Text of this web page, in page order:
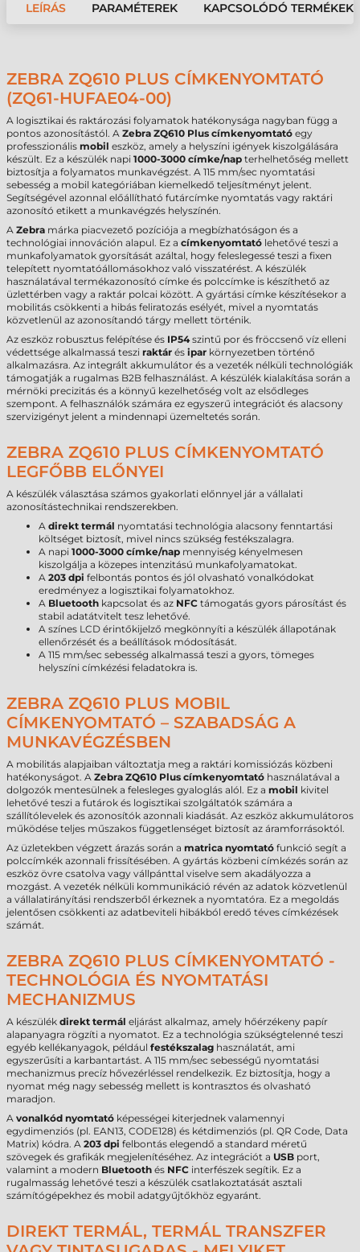
LEÍRÁS PARAMÉTEREK KAPCSOLÓDÓ TERMÉKEK
ZEBRA ZQ610 PLUS CÍMKENYOMTATÓ
(ZQ61-HUFAE04-00)
A logisztikai és raktározási folyamatok hatékonysága nagyban függ a
pontos azonosítástól. A Zebra ZQ610 Plus címkenyomtató egy
professzionális mobil eszköz, amely a helyszíni igények kiszolgálására
készült. Ez a készülék napi 1000-3000 címke/nap terhelhetőség mellett
biztosítja a folyamatos munkavégzést. A 115 mm/sec nyomtatási
sebesség a mobil kategóriában kiemelkedő teljesítményt jelent.
Segítségével azonnal előállítható futárcímke nyomtatás vagy raktári
azonosító etikett a munkavégzés helyszínén.
A Zebra márka piacvezető pozíciója a megbízhatóságon és a
technológiai innováción alapul. Ez a címkenyomtató lehetővé teszi a
munkafolyamatok gyorsítását azáltal, hogy feleslegessé teszi a fixen
telepített nyomtatóállomásokhoz való visszatérést. A készülék
használatával termékazonosító címke és polccímke is készíthető az
üzlettérben vagy a raktár polcai között. A gyártási címke készítésekor a
mobilitás csökkenti a hibás feliratozás esélyét, mivel a nyomtatás
közvetlenül az azonosítandó tárgy mellett történik.
Az eszköz robusztus felépítése és IP54szintű por és fröccsenő víz elleni
védettsége alkalmassá teszi raktár és ipar környezetben történő
alkalmazásra. Az integrált akkumulátor és a vezeték nélküli technológiák
támogatják a rugalmas B2B felhasználást. A készülék kialakítása során a
mérnöki precizitás és a könnyű kezelhetőség volt az elsődleges
szempont. A felhasználók számára ez egyszerű integrációt és alacsony
szervizigényt jelent a mindennapi üzemeltetés során.
ZEBRA ZQ610 PLUS CÍMKENYOMTATÓ
LEGFŐBB ELŐNYEI
A készülék választása számos gyakorlati előnnyel jár a vállalati
azonosítástechnikai rendszerekben.
A direkt termál nyomtatási technológia alacsony fenntartási
költséget biztosít, mivel nincs szükség festékszalagra.
A napi 1000-3000 címke/nap mennyiség kényelmesen
kiszolgálja a közepes intenzitású munkafolyamatokat.
A 203 dpi felbontás pontos és jól olvasható vonalkódokat
eredményez a logisztikai folyamatokhoz.
A Bluetooth kapcsolat és az NFC támogatás gyors párosítást és
stabil adatátvitelt tesz lehetővé.
A színes LCD érintőkijelző megkönnyíti a készülék állapotának
ellenőrzését és a beállítások módosítását.
A 115 mm/sec sebesség alkalmassá teszi a gyors, tömeges
helyszíni címkézési feladatokra is.
ZEBRA ZQ610 PLUS MOBIL
CÍMKENYOMTATÓ – SZABADSÁG A
MUNKAVÉGZÉSBEN
A mobilitás alapjaiban változtatja meg a raktári komissiózás közbeni
hatékonyságot. A Zebra ZQ610 Plus címkenyomtató használatával a
dolgozók mentesülnek a felesleges gyaloglás alól. Ez a mobil kivitel
lehetővé teszi a futárok és logisztikai szolgáltatók számára a
szállítólevelek és azonosítók azonnali kiadását. Az eszköz akkumulátoros
működése teljes műszakos függetlenséget biztosít az áramforrásoktól.
Az üzletekben végzett árazás során a matrica nyomtató funkció segít a
polccímkék azonnali frissítésében. A gyártás közbeni címkézés során az
eszköz övre csatolva vagy vállpánttal viselve sem akadályozza a
mozgást. A vezeték nélküli kommunikáció révén az adatok közvetlenül
a vállalatirányítási rendszerből érkeznek a nyomtatóra. Ez a megoldás
jelentősen csökkenti az adatbeviteli hibákból eredő téves címkézések
számát.
ZEBRA ZQ610 PLUS CÍMKENYOMTATÓ -
TECHNOLÓGIA ÉS NYOMTATÁSI
MECHANIZMUS
A készülék direkt termál eljárást alkalmaz, amely hőérzékeny papír
alapanyagra rögzíti a nyomatot. Ez a technológia szükségtelenné teszi
egyéb kellékanyagok, például festékszalag használatát, ami
egyszerűsíti a karbantartást. A 115 mm/sec sebességű nyomtatási
mechanizmus precíz hővezérléssel rendelkezik. Ez biztosítja, hogy a
nyomat még nagy sebesség mellett is kontrasztos és olvasható
maradjon.
A vonalkód nyomtató képességei kiterjednek valamennyi
egydimenziós (pl. EAN13, CODE128) és kétdimenziós (pl. QR Code, Data
Matrix) kódra. A 203 dpi felbontás elegendő a standard méretű
szövegek és grafikák megjelenítéséhez. Az integrációt a USB port,
valamint a modern Bluetooth és NFC interfészek segítik. Ez a
rugalmasság lehetővé teszi a készülék csatlakoztatását asztali
számítógépekhez és mobil adatgyűjtőkhöz egyaránt.
DIREKT TERMÁL, TERMÁL TRANSZFER